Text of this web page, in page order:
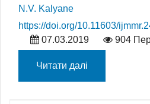
N.V. Kalyane
https://doi.org/10.11603/
07.03.2019
904
Читати далі